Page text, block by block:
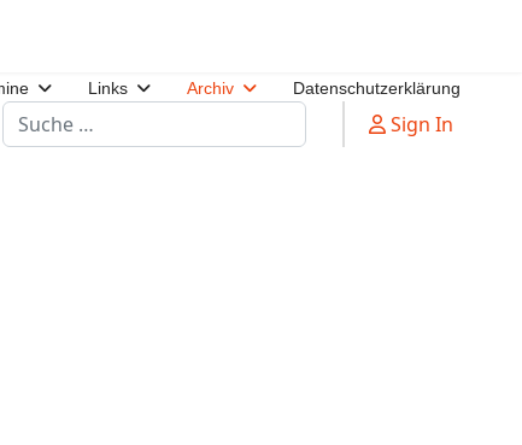
Links Archiv Datenschutzerklärung
Suchen Sign In